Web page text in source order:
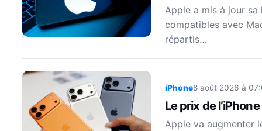
Apple a mis à jour
compatibles avec
répartis…
iPhone8 août 2026 à
Le prix de
Apple va augmenter